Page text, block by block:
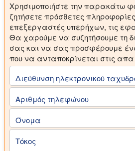
Χρησιμοποιήστε την παρακάτω
ζητήσετε πρόσθετες
επεξεργαστές υπερήχων, τις
Θα χαρούμε να συζητήσουμε τη
σας και να σας προσφέρουμε
που να ανταποκρίνεται στις
Διεύθυνση ηλεκτρονικού
Αριθμός τηλεφώνου
Όνομα
Τόκος